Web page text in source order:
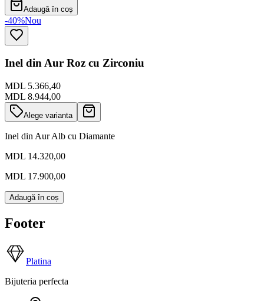
Adaugă în coș
-40%Nou
Inel din Aur Roz cu Zirconiu
MDL 5.366,40
MDL 8.944,00
Alege varianta
Inel din Aur Alb cu Diamante
MDL 14.320,00
MDL 17.900,00
Adaugă în coș
Footer
Platina
Bijuteria perfecta